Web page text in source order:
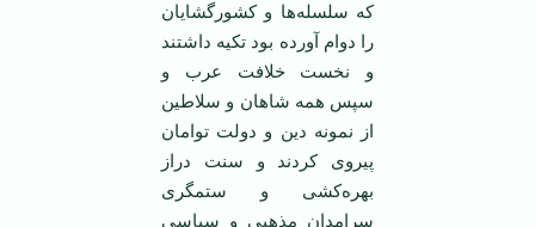
که سلسله‌ها و کشورگشایان
را دوام آورده بود تکیه داشتند
و نخست خلافت عرب و
سپس همه شاهان و سلاطین
از نمونه دین و دولت توامان
پیروی کردند و سنت دراز
بهره‌کشی و ستمگری
سرامدان مذهبی و سیاسی